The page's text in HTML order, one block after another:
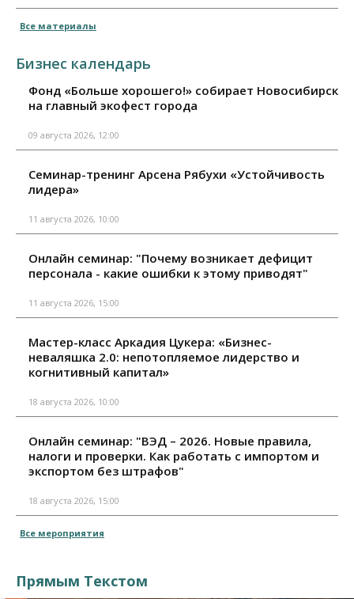
Все материалы
Бизнес календарь
Фонд «Больше хорошего!» собирает Новосибирск
на главный экофест города
09 августа 2026, 12:00
Семинар-тренинг Арсена Рябухи «Устойчивость
лидера»
11 августа 2026, 10:00
Онлайн семинар: "Почему возникает дефицит
персонала - какие ошибки к этому приводят"
11 августа 2026, 15:00
Мастер-класс Аркадия Цукера: «Бизнес-
неваляшка 2.0: непотопляемое лидерство и
когнитивный капитал»
18 августа 2026, 10:00
Онлайн семинар: "ВЭД – 2026. Новые правила,
налоги и проверки. Как работать с импортом и
экспортом без штрафов"
18 августа 2026, 15:00
Все мероприятия
Прямым Текстом